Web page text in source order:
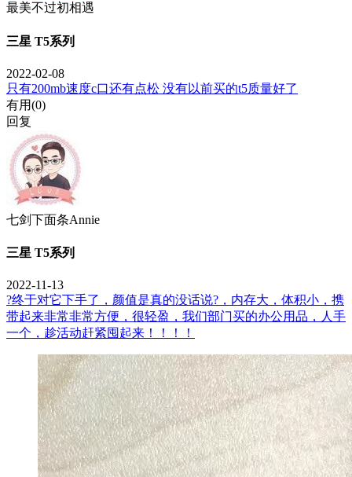
最美不过初相遇
三星 T5系列
2022-02-08
只有200mb速度c口还有点松 没有以前买的t5质量好了
有用(0)
回复
七剑下面条Annie
三星 T5系列
2022-11-13
?终于对它下手了，颜值是真的没话说?，内存大，体积小，携
带起来非常非常方便，很轻盈，我们部门买的办公用品，人手
一个，趁活动赶紧囤起来！！！！